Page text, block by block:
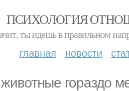
ПСИХОЛОГИЯ
ты идешь в правильном
главная новости
гораздо